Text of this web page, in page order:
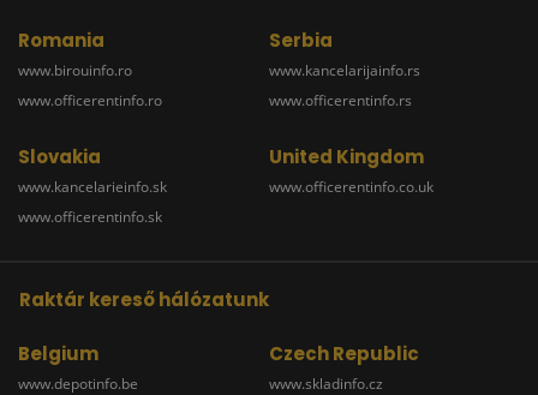
Romania
www.birouinfo.ro
www.officerentinfo.ro
Serbia
www.kancelarijainfo.rs
www.officerentinfo.rs
Slovakia
www.kancelarieinfo.sk
www.officerentinfo.sk
United Kingdom
www.officerentinfo.co.uk
Raktár kereső hálózatunk
Belgium
www.depotinfo.be
Czech Republic
www.skladinfo.cz